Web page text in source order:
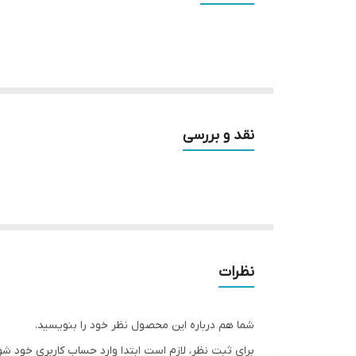
نقد و بررسی
نظرات
شما هم درباره این محصول نظر خود را بنویسید.
برای ثبت نظر، لازم است ابتدا وارد حساب کاربری خود